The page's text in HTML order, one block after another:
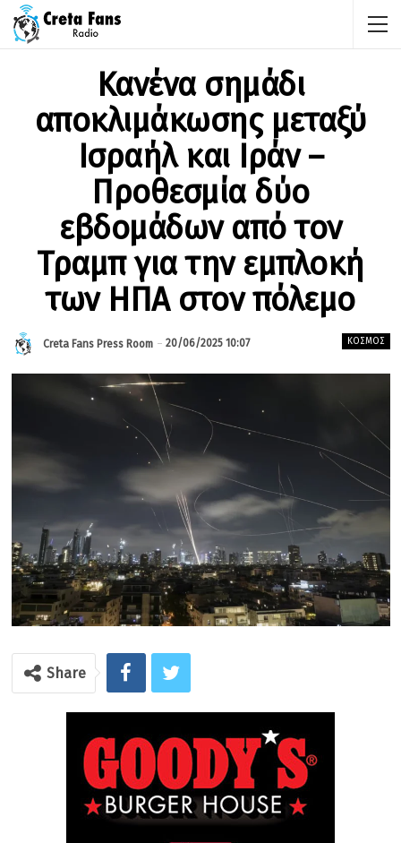
Κανένα σημάδι
αποκλιμάκωσης μεταξύ
Ισραήλ και Ιράν –
Προθεσμία δύο
εβδομάδων από τον
Τραμπ για την εμπλοκή
των ΗΠΑ στον πόλεμο
ΚΌΣΜΟΣ
Creta Fans Press Room 20/06/2025 10:07
Share